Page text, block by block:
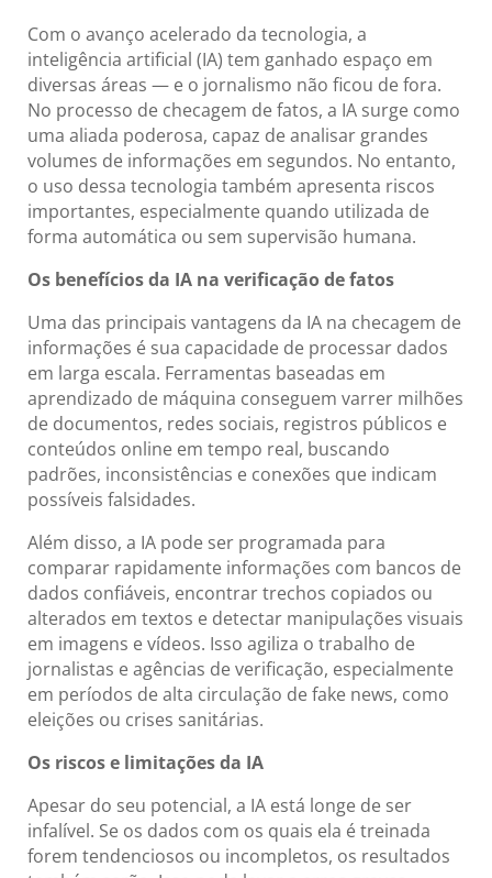
Com o avanço acelerado da tecnologia, a
inteligência artificial (IA) tem ganhado espaço em
diversas áreas — e o jornalismo não ficou de fora.
No processo de checagem de fatos, a IA surge como
uma aliada poderosa, capaz de analisar grandes
volumes de informações em segundos. No entanto,
o uso dessa tecnologia também apresenta riscos
importantes, especialmente quando utilizada de
forma automática ou sem supervisão humana.
Os benefícios da IA na verificação de fatos
Uma das principais vantagens da IA na checagem de
informações é sua capacidade de processar dados
em larga escala. Ferramentas baseadas em
aprendizado de máquina conseguem varrer milhões
de documentos, redes sociais, registros públicos e
conteúdos online em tempo real, buscando
padrões, inconsistências e conexões que indicam
possíveis falsidades.
Além disso, a IA pode ser programada para
comparar rapidamente informações com bancos de
dados confiáveis, encontrar trechos copiados ou
alterados em textos e detectar manipulações visuais
em imagens e vídeos. Isso agiliza o trabalho de
jornalistas e agências de verificação, especialmente
em períodos de alta circulação de fake news, como
eleições ou crises sanitárias.
Os riscos e limitações da IA
Apesar do seu potencial, a IA está longe de ser
infalível. Se os dados com os quais ela é treinada
forem tendenciosos ou incompletos, os resultados